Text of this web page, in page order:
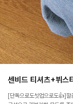
센비드 티셔츠+뷔스
[단독으로도셋업으로도👍]깔